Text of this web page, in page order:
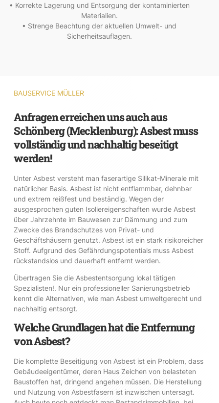
• Korrekte Lagerung und Entsorgung der kontaminierten
Materialien.
• Strenge Beachtung der aktuellen Umwelt- und
Sicherheitsauflagen.
BAUSERVICE MÜLLER
Anfragen erreichen uns auch aus
Schönberg (Mecklenburg): Asbest muss
vollständig und nachhaltig beseitigt
werden!
Unter Asbest versteht man faserartige Silikat-Minerale mit
natürlicher Basis. Asbest ist nicht entflammbar, dehnbar
und extrem reißfest und beständig. Wegen der
ausgesprochen guten Isoliereigenschaften wurde Asbest
über Jahrzehnte im Bauwesen zur Dämmung und zum
Zwecke des Brandschutzes von Privat- und
Geschäftshäusern genutzt. Asbest ist ein stark risikoreicher
Stoff. Aufgrund des Gefährdungspotentials muss Asbest
rückstandslos und dauerhaft entfernt werden.
Übertragen Sie die Asbestentsorgung lokal tätigen
Spezialisten!. Nur ein professioneller Sanierungsbetrieb
kennt die Alternativen, wie man Asbest umweltgerecht und
nachhaltig entsorgt.
Welche Grundlagen hat die Entfernung
von Asbest?
Die komplette Beseitigung von Asbest ist ein Problem, dass
Gebäudeeigentümer, deren Haus Zeichen von belasteten
Baustoffen hat, dringend angehen müssen. Die Herstellung
und Nutzung von Asbestfasern ist inzwischen untersagt.